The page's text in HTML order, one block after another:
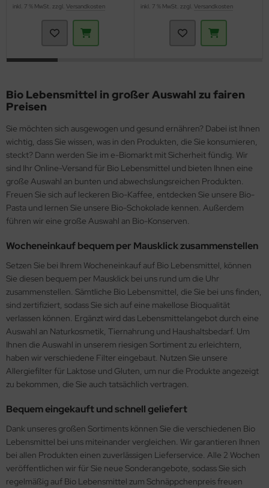
inkl. 7 % MwSt. zzgl. Versandkosten
inkl. 7 % MwSt. zzgl. Versandkosten
Bio Lebensmittel in großer Auswahl zu fairen
Preisen
Sie möchten sich ausgewogen und gesund ernähren? Dabei ist Ihnen
wichtig, dass Sie wissen, was in den Produkten, die Sie konsumieren,
steckt? Dann werden Sie im e-Biomarkt mit Sicherheit fündig. Wir
sind Ihr Online-Versand für Bio Lebensmittel und bieten Ihnen eine
große Auswahl an bunten und abwechslungsreichen Produkten.
Freuen Sie sich auf leckeren Bio-Kaffee, entdecken Sie unsere Bio-
Pasta und lernen Sie unsere Bio-Schokolade kennen. Außerdem
führen wir eine große Auswahl an Bio-Konserven.
Wocheneinkauf bequem per Mausklick zusammenstellen
Setzen Sie bei Ihrem Wocheneinkauf auf Bio Lebensmittel, können
Sie diesen bequem per Mausklick bei uns rund um die Uhr
zusammenstellen. Sämtliche Bio Lebensmittel, die Sie bei uns finden,
sind zertifiziert, sodass Sie sich auf eine makellose Bioqualität
verlassen können. Ergänzt wird das Lebensmittelangebot durch eine
Auswahl an Naturkosmetik, Tiernahrung und Haushaltsbedarf. Um
Ihnen die Auswahl in unserem riesigen Sortiment zu erleichtern,
haben wir verschiedene Filter eingebaut. Nutzen Sie unsere
Allergiefilter für Laktose und Gluten, um nur die Produkte angezeigt
zu bekommen, die Sie auch tatsächlich vertragen.
Bequem eingekauft und schnell geliefert
Dank unseres großen Sortiments können Sie die verschiedenen Bio
Lebensmittel bei uns miteinander vergleichen. Wir garantieren Ihnen
bei allen Produkten einen zuverlässigen Lieferservice. Alle 2 Wochen
veröffentlichen wir für Sie neue Sonderangebote, sodass Sie sich
regelmäßig auf Bio Lebensmittel zum Schnäppchenpreis freuen